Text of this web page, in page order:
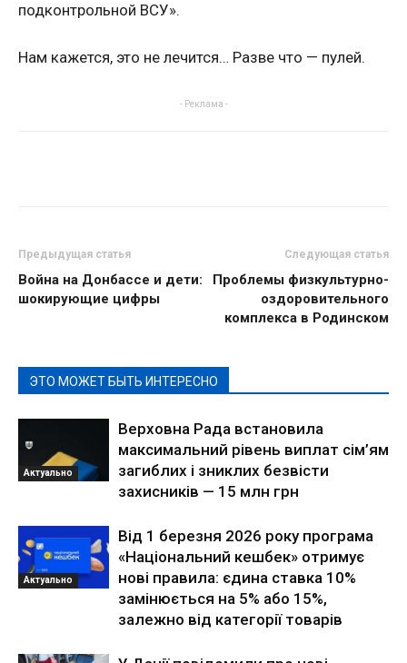
подконтрольной ВСУ».
Нам кажется, это не лечится… Разве что — пулей.
- Реклама -
Предыдущая статья
Война на Донбассе и дети:
шокирующие цифры
Следующая статья
Проблемы физкультурно-
оздоровительного
комплекса в Родинском
ЭТО МОЖЕТ БЫТЬ ИНТЕРЕСНО
Актуально
Верховна Рада встановила
максимальний рівень виплат сім’ям
загиблих і зниклих безвісти
захисників — 15 млн грн
Актуально
Від 1 березня 2026 року програма
«Національний кешбек» отримує
нові правила: єдина ставка 10%
замінюється на 5% або 15%,
залежно від категорії товарів